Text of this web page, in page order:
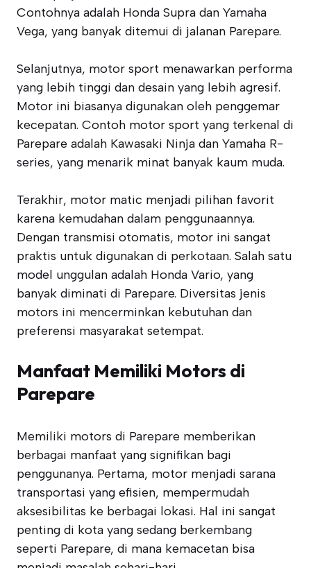
Contohnya adalah Honda Supra dan Yamaha
Vega, yang banyak ditemui di jalanan Parepare.
Selanjutnya, motor sport menawarkan performa
yang lebih tinggi dan desain yang lebih agresif.
Motor ini biasanya digunakan oleh penggemar
kecepatan. Contoh motor sport yang terkenal di
Parepare adalah Kawasaki Ninja dan Yamaha R-
series, yang menarik minat banyak kaum muda.
Terakhir, motor matic menjadi pilihan favorit
karena kemudahan dalam penggunaannya.
Dengan transmisi otomatis, motor ini sangat
praktis untuk digunakan di perkotaan. Salah satu
model unggulan adalah Honda Vario, yang
banyak diminati di Parepare. Diversitas jenis
motors ini mencerminkan kebutuhan dan
preferensi masyarakat setempat.
Manfaat Memiliki Motors di
Parepare
Memiliki motors di Parepare memberikan
berbagai manfaat yang signifikan bagi
penggunanya. Pertama, motor menjadi sarana
transportasi yang efisien, mempermudah
aksesibilitas ke berbagai lokasi. Hal ini sangat
penting di kota yang sedang berkembang
seperti Parepare, di mana kemacetan bisa